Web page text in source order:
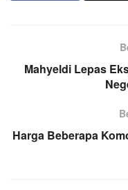
Mahyeldi Lepas
Harga Beberapa